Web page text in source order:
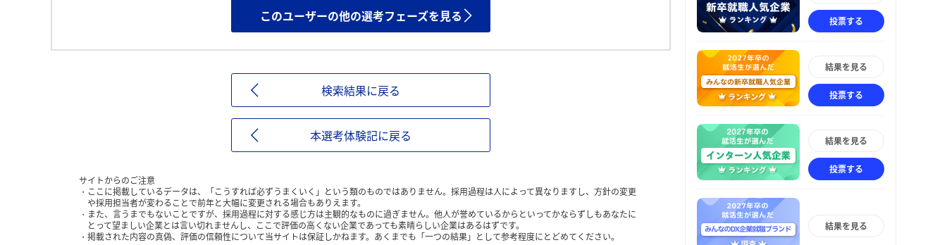
このユーザーの他の選考フェーズを見る
検索結果に戻る
本選考体験記に戻る
サイトからのご注意
ここに掲載しているデータは、「こうすれば必ずうまくいく」という類のものではありません。採用過程は人によって異なりますし、方針の変更
や採用担当者が変わることで前年と大幅に変更される場合もありえます。
また、言うまでもないことですが、採用過程に対する感じ方は主観的なものに過ぎません。他人が誉めているからといってかならずしもあなたに
とって望ましい企業とは言い切れませんし、ここで評価の高くない企業であっても素晴らしい企業はあるはずです。
掲載された内容の真偽、評価の信頼性について当サイトは保証しかねます。あくまでも「一つの結果」として参考程度にとどめてください。
投票する
結果を見る
投票する
結果を見る
投票する
結果を見る